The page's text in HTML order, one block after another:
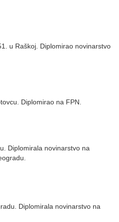
u Raškoj. Diplomirao novinarstvo
Diplomirao na FPN.
Diplomirala novinarstvo na
Diplomirala novinarstvo na